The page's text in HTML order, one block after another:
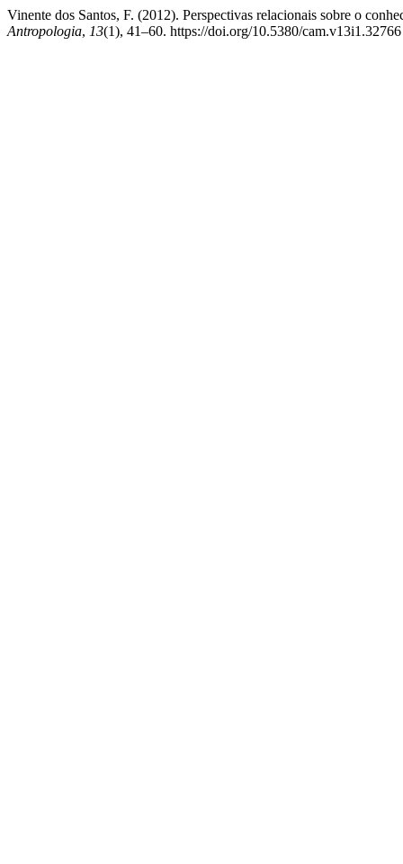
Vinente dos Santos, F. (2012). Perspectivas relacionais sobre o
Antropologia, 13(1), 41–60. https://doi.org/10.5380/cam.v13i1.32766